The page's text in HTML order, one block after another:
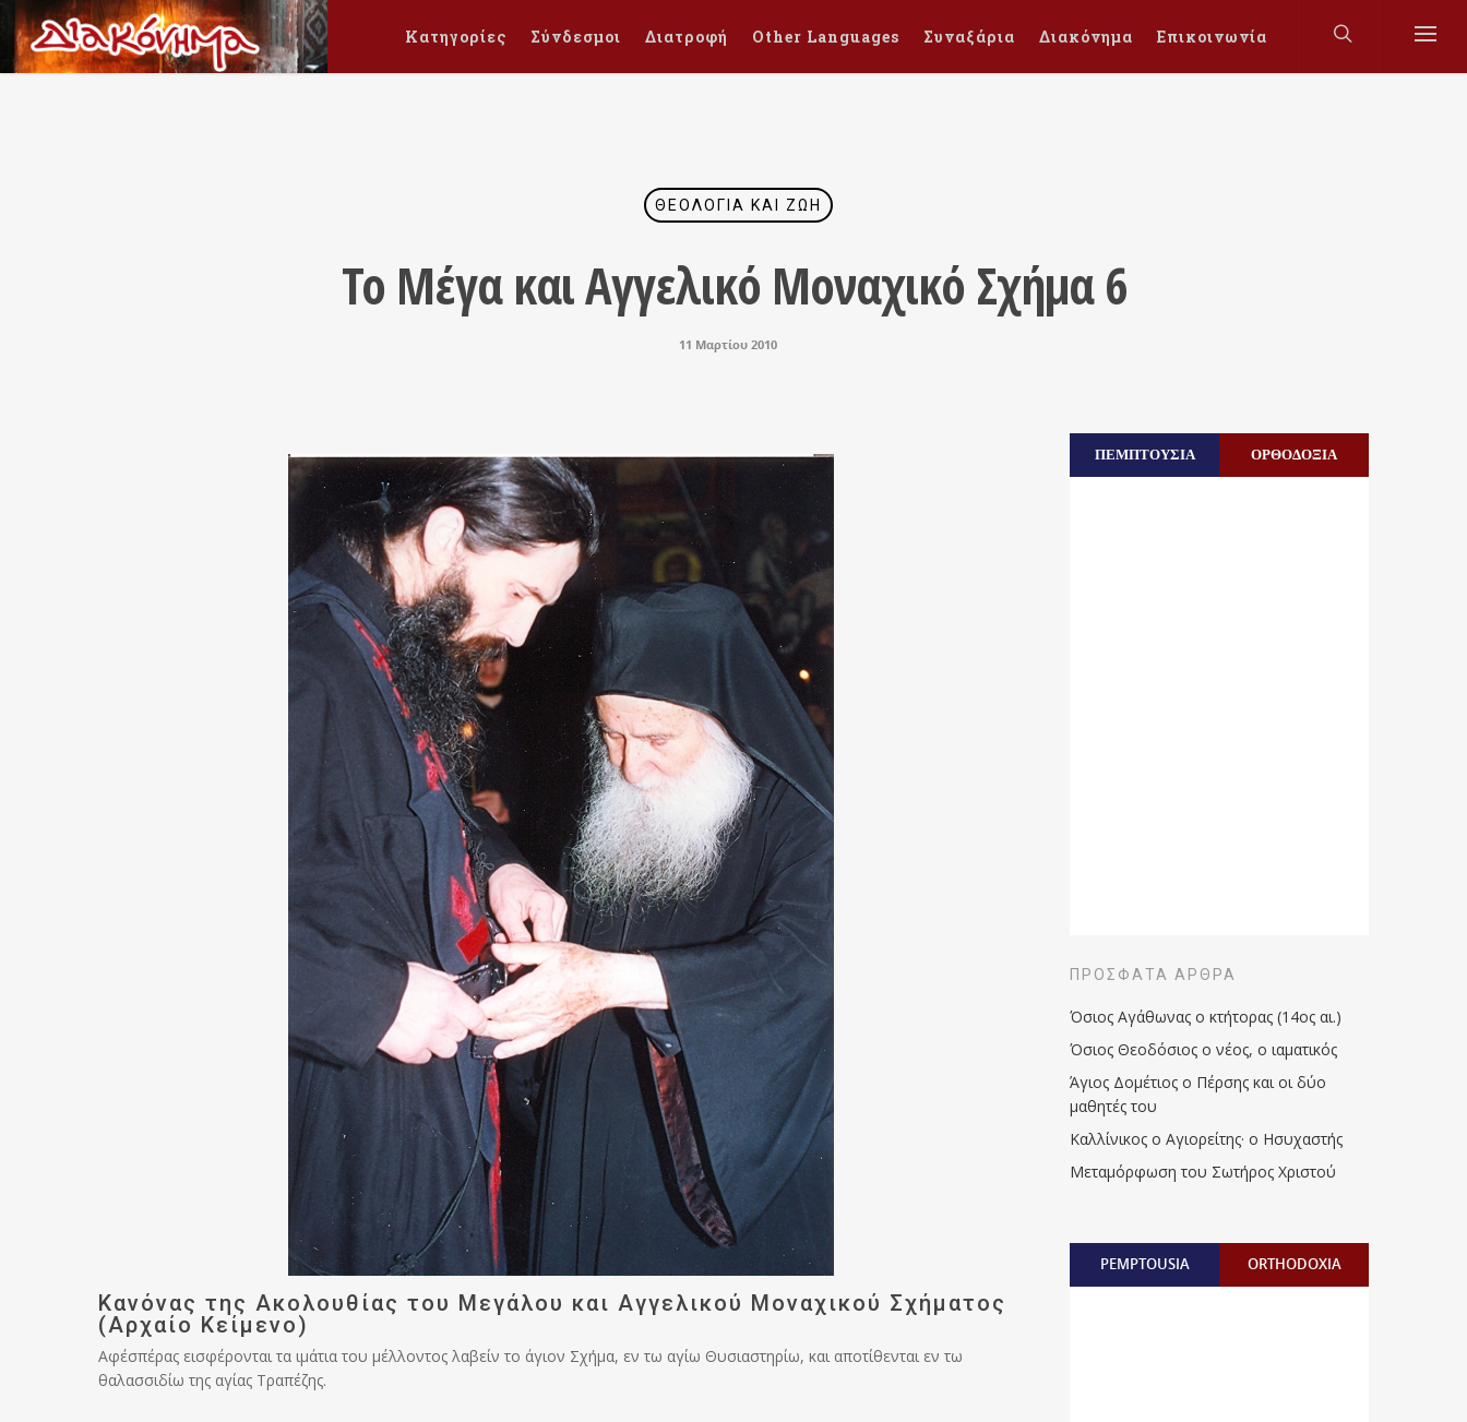
Κατηγορίες Σύνδεσμοι Διατροφή Other Languages Συναξάρια Διακόνημα Επικοινωνία
ΘΕΟΛΟΓΊΑ ΚΑΙ ΖΩΉ
Το Μέγα και Αγγελικό Μοναχικό Σχήμα 6
11 Μαρτίου 2010
Κανόνας της Ακολουθίας του Μεγάλου και Αγγελικού Μοναχικού Σχήματος
(Αρχαίο Κείμενο)
Αφ΄εσπέρας εισφέρονται τα ιμάτια του μέλλοντος λαβείν το άγιον Σχήμα, εν τω αγίω Θυσιαστηρίω, και αποτίθενται εν τω
θαλασσιδίω της αγίας Τραπέζης.
ΠΕΜΠΤΟΥΣΙΑ ΟΡΘΟΔΟΞΙΑ
ΠΡΌΣΦΑΤΑ ΆΡΘΡΑ
Όσιος Αγάθωνας ο κτήτορας (14ος αι.)
Όσιος Θεοδόσιος ο νέος, ο ιαματικός
Άγιος Δομέτιος ο Πέρσης και οι δύο
μαθητές του
Καλλίνικος ο Αγιορείτης · ο Ησυχαστής
Μεταμόρφωση του Σωτήρος Χριστού
PEMPTOUSIA ORTHODOXIA